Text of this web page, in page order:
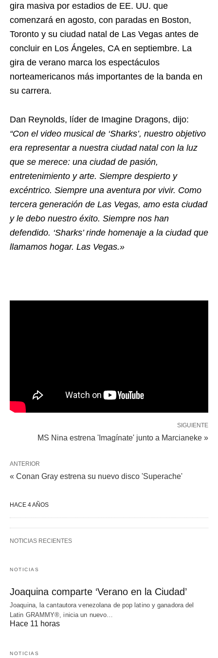
gira masiva por estadios de EE. UU. que
comenzará en agosto, con paradas en Boston,
Toronto y su ciudad natal de Las Vegas antes de
concluir en Los Ángeles, CA en septiembre. La
gira de verano marca los espectáculos
norteamericanos más importantes de la banda en
su carrera.
Dan Reynolds, líder de Imagine Dragons, dijo:
“Con el video musical de ‘Sharks’, nuestro objetivo
era representar a nuestra ciudad natal con la luz
que se merece: una ciudad de pasión,
entretenimiento y arte. Siempre despierto y
excéntrico. Siempre una aventura por vivir. Como
tercera generación de Las Vegas, amo esta ciudad
y le debo nuestro éxito. Siempre nos han
defendido. ‘Sharks’ rinde homenaje a la ciudad que
llamamos hogar. Las Vegas.»
SIGUIENTE
MS Nina estrena 'Imagínate' junto a Marcianeke »
ANTERIOR
« Conan Gray estrena su nuevo disco 'Superache'
HACE 4 AÑOS
NOTICIAS RECIENTES
NOTICIAS
Joaquina comparte ‘Verano en la Ciudad’
Joaquina, la cantautora venezolana de pop latino y ganadora del
Latin GRAMMY®, inicia un nuevo…
Hace 11 horas
NOTICIAS